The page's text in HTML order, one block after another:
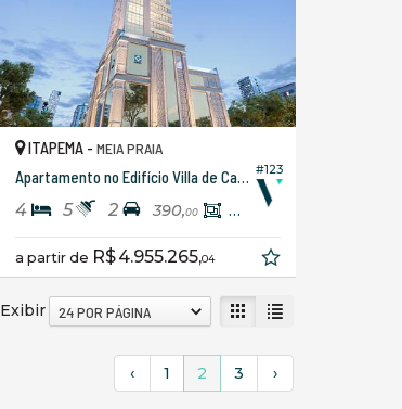
#123
ITAPEMA - MEIA PRAIA
Apartamento no Edifício Villa de Capri
4 5 2 390,00 202,
a partir de R$ 4.955.265,04
Exibir 24 POR PÁGINA
‹ 1 2 3 ›